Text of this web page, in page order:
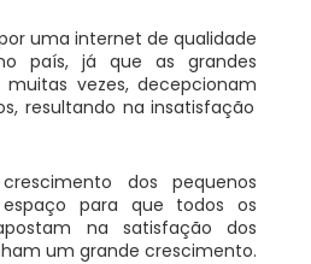
uma internet de qualidade
país, já que as grandes
muitas vezes,decepcionam
resultando na insatisfação
dos pequenos
espaço para que todos os
na satisfação dos
um grande crescimento.